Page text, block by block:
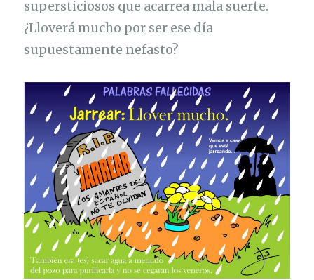
supersticiosos que acarrea mala suerte.
¿Lloverá mucho por ser ese día
supuestamente nefasto?